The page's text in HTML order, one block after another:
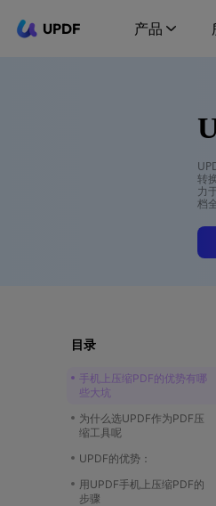
UPDF 产品
转
力
档
目录
手机上压缩PDF的优势有哪
些大坑
为什么选UPDF作为PDF压
缩工具呢
UPDF的优势：
用UPDF手机上压缩PDF的
步骤